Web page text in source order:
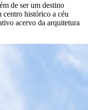
de ser um destino
centro histórico a céu
acervo da arquitetura